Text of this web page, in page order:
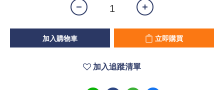
加入購物車 立即購買
加入追蹤清單